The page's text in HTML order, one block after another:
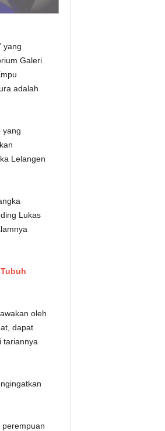
yang
Galeri
adalah
yang
Lelangen
Lukas
oleh
dapat
tariannya
perempuan